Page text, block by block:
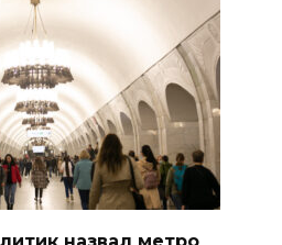
назвал метро